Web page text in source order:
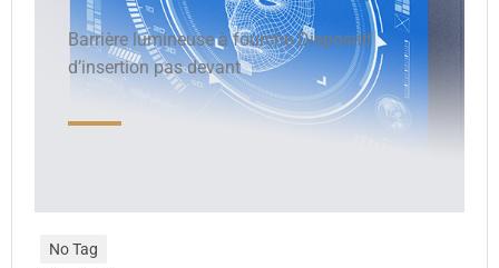
Barrière lumineuse à fourche Dispositif
d’insertion pas devant
No Tag